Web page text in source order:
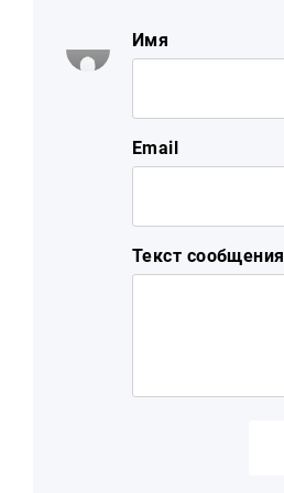
Имя
Email
Текст сообщения